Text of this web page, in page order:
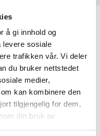
å gi innhold og
levere sosiale
trafikken vår. Vi deler
du bruker nettstedet
medier,
kan kombinere den
tilgjengelig for dem,
din bruk av
2120, -